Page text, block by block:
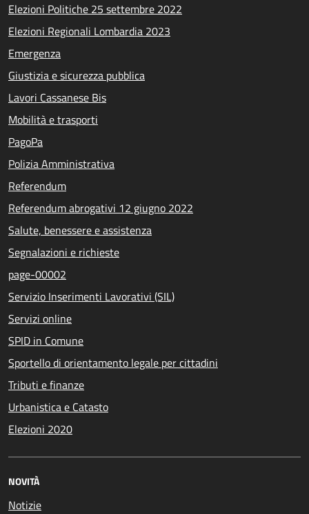
Elezioni Politiche 25 settembre 2022
Elezioni Regionali Lombardia 2023
Emergenza
Giustizia e sicurezza pubblica
Lavori Cassanese Bis
Mobilità e trasporti
PagoPa
Polizia Amministrativa
Referendum
Referendum abrogativi 12 giugno 2022
Salute, benessere e assistenza
Segnalazioni e richieste
page-00002
Servizio Inserimenti Lavorativi (SIL)
Servizi online
SPID in Comune
Sportello di orientamento legale per cittadini
Tributi e finanze
Urbanistica e Catasto
Elezioni 2020
NOVITÀ
Notizie